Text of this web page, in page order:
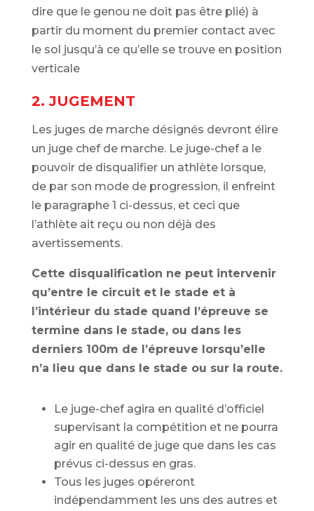
dire que le genou ne doit pas être plié) à
partir du moment du premier contact avec
le sol jusqu’à ce qu’elle se trouve en position
verticale
2. JUGEMENT
Les juges de marche désignés devront élire
un juge chef de marche. Le juge-chef a le
pouvoir de disqualifier un athlète lorsque,
de par son mode de progression, il enfreint
le paragraphe 1 ci-dessus, et ceci que
l’athlète ait reçu ou non déjà des
avertissements.
Cette disqualification ne peut intervenir
qu’entre le circuit et le stade et à
l’intérieur du stade quand l’épreuve se
termine dans le stade, ou dans les
derniers 100m de l’épreuve lorsqu’elle
n’a lieu que dans le stade ou sur la route.
Le juge-chef agira en qualité d’officiel
supervisant la compétition et ne pourra
agir en qualité de juge que dans les cas
prévus ci-dessus en gras.
Tous les juges opéreront
indépendamment les uns des autres et